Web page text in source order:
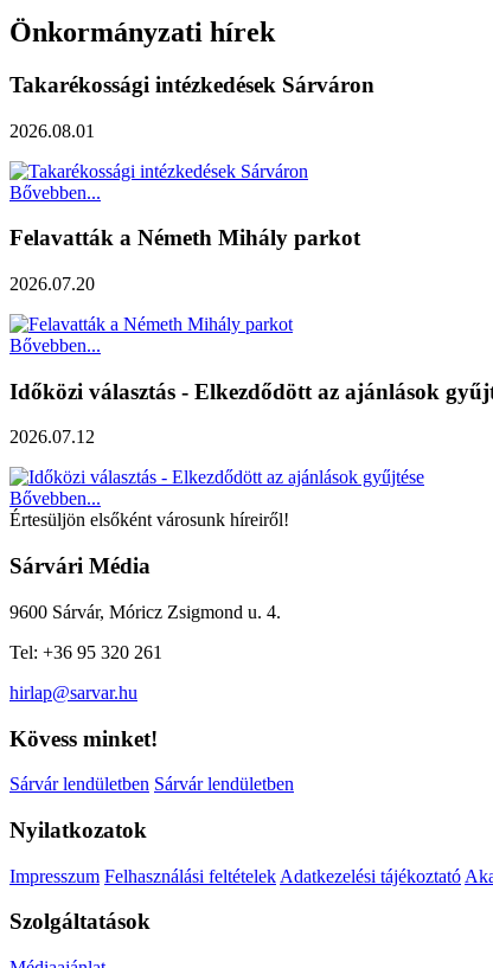
Önkormányzati hírek
Takarékossági intézkedések Sárváron
2026.08.01
Bővebben...
Felavatták a Németh Mihály parkot
2026.07.20
Bővebben...
Időközi választás - Elkezdődött az ajánlások
2026.07.12
Bővebben...
Értesüljön elsőként városunk híreiről!
Sárvári Média
9600 Sárvár, Móricz Zsigmond u. 4.
Tel: +36 95 320 261
hirlap@sarvar.hu
Kövess minket!
Sárvár lendületben Sárvár lendületben
Nyilatkozatok
Impresszum Felhasználási feltételek Adatkezelési tájékoztató
Szolgáltatások